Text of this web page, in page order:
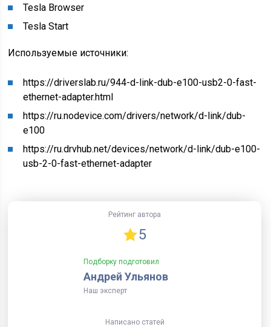
Tesla Browser
Tesla Start
Используемые источники:
https://driverslab.ru/944-d-link-dub-e100-usb2-0-fast-
ethernet-adapter.html
https://ru.nodevice.com/drivers/network/d-link/dub-
e100
https://ru.drvhub.net/devices/network/d-link/dub-e100-
usb-2-0-fast-ethernet-adapter
Рейтинг автора
5
Подборку подготовил
Андрей Ульянов
Наш эксперт
Написано статей